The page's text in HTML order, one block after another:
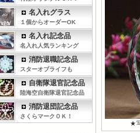
★
名入れグラス
１個からオーダーOK
名入れ記念品
名入れ人気ランキング
消防退職記念品
スターオブライフも
自衛隊退官記念品
陸海空自衛隊退官記念品
消防退団記念品
さくらマークＯＫ！